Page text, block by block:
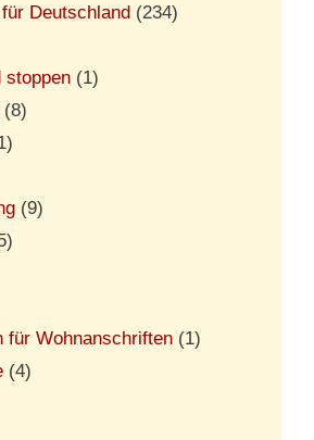
Deutschland (234)
stoppen (1)
(8)
(9)
für Wohnanschriften (1)
(4)